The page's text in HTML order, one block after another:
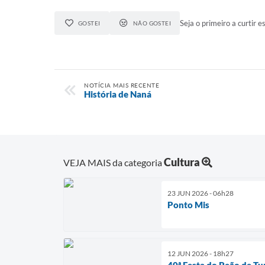
GOSTEI NÃO GOSTEI Seja o primeiro a curtir
NOTÍCIA MAIS RECENTE
História de Naná
VEJA MAIS da categoriaCultura
23 JUN 2026 - 06h28
Ponto Mis
12 JUN 2026 - 18h27